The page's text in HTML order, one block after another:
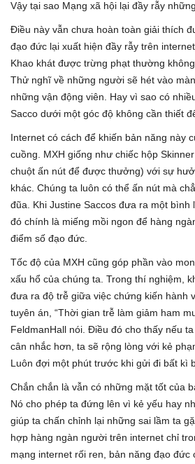
Vậy tại sao Mạng xã hội lại đầy rẫy
Điều này vẫn chưa hoàn toàn giải thích
đạo đức lại xuất hiện đầy rẫy trên
Khao khát được trừng phạt thường
Thử nghĩ về những người sẽ hét vào
những vận động viên. Hay vì sao có
Sacco dưới một góc độ không cần thiết
Internet có cách để khiến bản năng này
cuồng. MXH giống như chiếc hộp
chuột ấn nút để được thưởng) với sự
khác. Chúng ta luôn có thể ấn nút mà
đũa. Khi Justine Saccos đưa ra một bình
đó chính là miếng mồi ngon để hàng
điểm số đạo đức.
Tốc độ của MXH cũng góp phần vào
xấu hổ của chúng ta. Trong thí nghiệm,
đưa ra độ trễ giữa việc chứng kiến hành
tuyên án, “Thời gian trễ làm giảm ham
FeldmanHall nói. Điều đó cho thấy nếu
cân nhắc hơn, ta sẽ rộng lòng với kẻ
Luôn đợi một phút trước khi gửi đi bất kì
Chắn chắn là vẫn có những mặt tốt của
Nó cho phép ta đứng lên vì kẻ yếu hay
giúp ta chấn chỉnh lại những sai lầm ta
hợp hàng ngàn người trên internet chỉ
mạng internet rối ren, bản năng đạo đức